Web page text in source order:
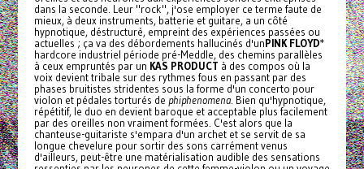
dans la seconde. Leur "rock", j'ose employer ce terme faute de
mieux, à deux instruments, batterie et guitare, a un côté
hypnotique, déstructuré, empreint des expériences passées ou
actuelles ; ça va des débordements hallucinés d'unPINK FLOYD*
hardcore industriel période pré-Meddle, des chemins parallèles
à ceux empruntés par un KAS PRODUCT à des compos où la
voix devient tribale sur des rythmes fous en passant par des
phases bruitistes stridentes sous la forme d'un concerto pour
violon et pédales torturés de phiphenomena. Bien qu'hypnotique,
répétitif, le duo en devient baroque et acceptable plus facilement
par des oreilles non vraiment formées. C'est alors que la
chanteuse-guitariste s'empara d'un archet et se servit de sa
longue chevelure pour sortir des sons carrément venus
d'ailleurs, peut-être une matérialisation audible des sensations